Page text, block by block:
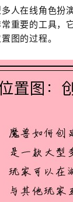
人在线角色扮
重要的工具，
图的过程。